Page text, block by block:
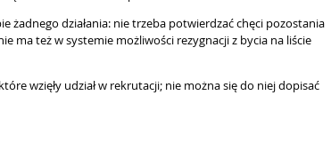
żadnego działania: nie trzeba potwierdzać chęci pozostania
ma też w systemie możliwości rezygnacji z bycia na liście
wzięły udział w rekrutacji; nie można się do niej dopisać